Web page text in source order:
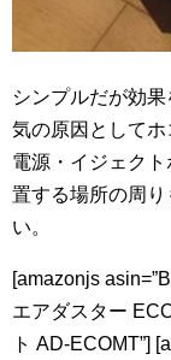
シンプルだが効果
気の原因として
電源・イジェク
置する場所の周
い。
[amazonjs
エアダスター
ト AD-ECOMT”]